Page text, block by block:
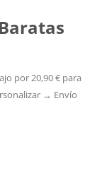
por 20,90 € para
→ Envío